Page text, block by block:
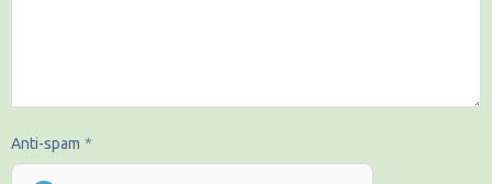
Anti-spam